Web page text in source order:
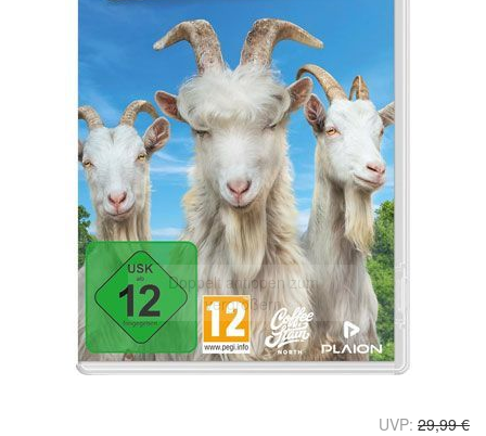
Doppelt antippen zum
vergrößern
UVP: 29,99 €